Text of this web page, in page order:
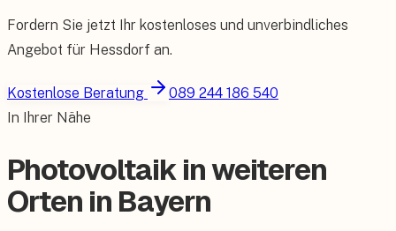
Fordern Sie jetzt Ihr kostenloses und unverbindliches
Angebot für Hessdorf an.
Kostenlose Beratung
089 244 186 540
In Ihrer Nähe
Photovoltaik in weiteren
Orten in Bayern